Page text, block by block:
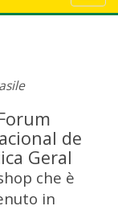
de
Geral
che è
in